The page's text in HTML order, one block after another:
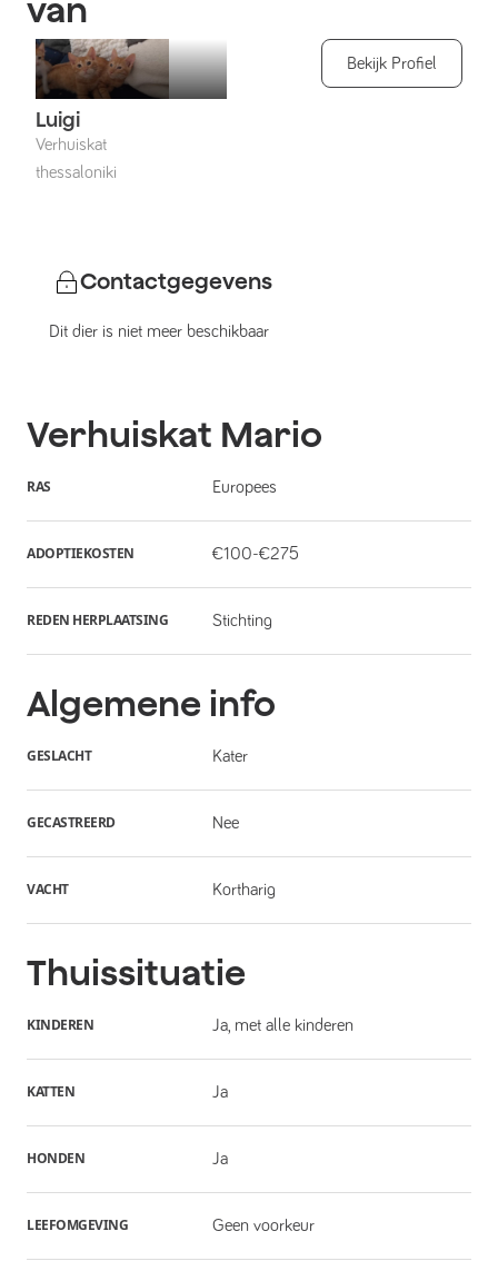
van
Luigi
Verhuiskat
thessaloniki
Bekijk Profiel
Contactgegevens
Dit dier is niet meer beschikbaar
Verhuiskat Mario
RAS Europees
ADOPTIEKOSTEN €100-€275
REDEN HERPLAATSING Stichting
Algemene info
GESLACHT Kater
GECASTREERD Nee
VACHT Kortharig
Thuissituatie
KINDEREN Ja, met alle kinderen
KATTEN Ja
HONDEN Ja
LEEFOMGEVING Geen voorkeur